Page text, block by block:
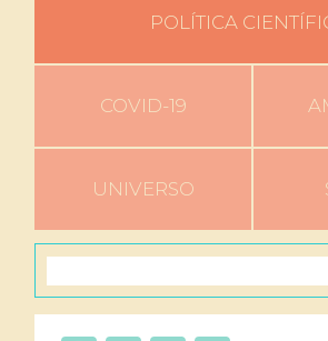
POLÍTICA
COVID-19
UNIVERSO